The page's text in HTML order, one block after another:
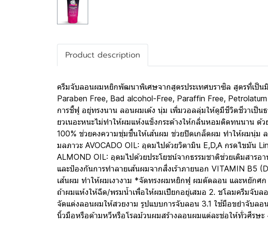
Product description
ครีมจับลอนผมหยิกพัฒนาพิเศษจากสูตรประเทศบราซิล สูตรที่เป็
Paraben Free, Bad alcohol-Free, Paraffin Free,
การชี้ฟู อยู่ทรงนาน ลอนผมเด้ง นุ่ม เพิ่มวอลลุ่มให้ดูมีชีวิตชีวาเป็น
ยวเนอะหนะไม่ทําให้ผมแห้งแข็งกระด้างให้กลิ่นหอมติดทนนาน ด้
100% ช่วยคงความชุ่มชื้นให้เส้นผม ช่วยปิดเกล็ดผม ทำให้ผมนุ่ม
มลภาวะ AVOCADO OIL: อุดมไปด้วยวิตามิน E,D,A กรดไขมัน
ALMOND OIL: อุดมไปด้วยประโยชน์จากธรรมชาติช่วยเติมสาร
และป้องกันการทำลายเส้นผมจากสิ่งเร้าภายนอก VITAMIN B5
เส้นผม ทำให้ผมเงางาม *จัดทรงผมหยิกฟู ผมดัดลอน และหยักศ
ถ้าผมแห้งให้ฉีด/พรมน้ำเพื่อให้ผมเปียกอยู่เสมอ 2. ชโลมครีมจับล
จัดแต่งลอนผมให้สวยงาม รูปแบบการจับลอน 3.1 ใช้มือขยำจับล
นิ้วมือหรือด้ามหวีหรือโรลม้วนผมสร้างลอนผมแต่ละช่อให้ทั่วศีรษ